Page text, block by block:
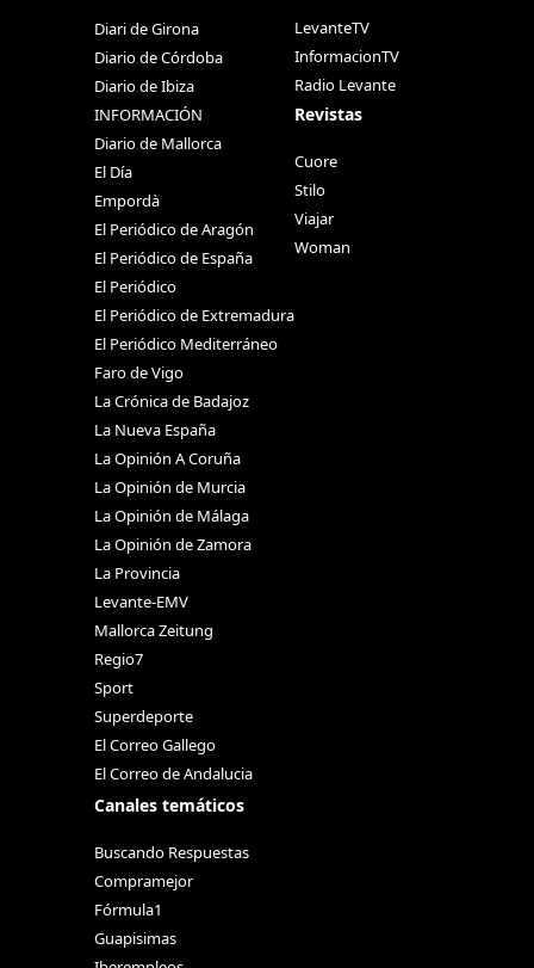
Diari de Girona
Diario de Córdoba
Diario de Ibiza
INFORMACIÓN
Diario de Mallorca
El Día
Empordà
El Periódico de Aragón
El Periódico de España
El Periódico
El Periódico de Extremadura
El Periódico Mediterráneo
Faro de Vigo
La Crónica de Badajoz
La Nueva España
La Opinión A Coruña
La Opinión de Murcia
La Opinión de Málaga
La Opinión de Zamora
La Provincia
Levante-EMV
Mallorca Zeitung
Regio7
Sport
Superdeporte
El Correo Gallego
El Correo de Andalucia
Canales temáticos
Buscando Respuestas
Compramejor
Fórmula1
Guapisimas
LevanteTV
InformacionTV
Radio Levante
Revistas
Cuore
Stilo
Viajar
Woman